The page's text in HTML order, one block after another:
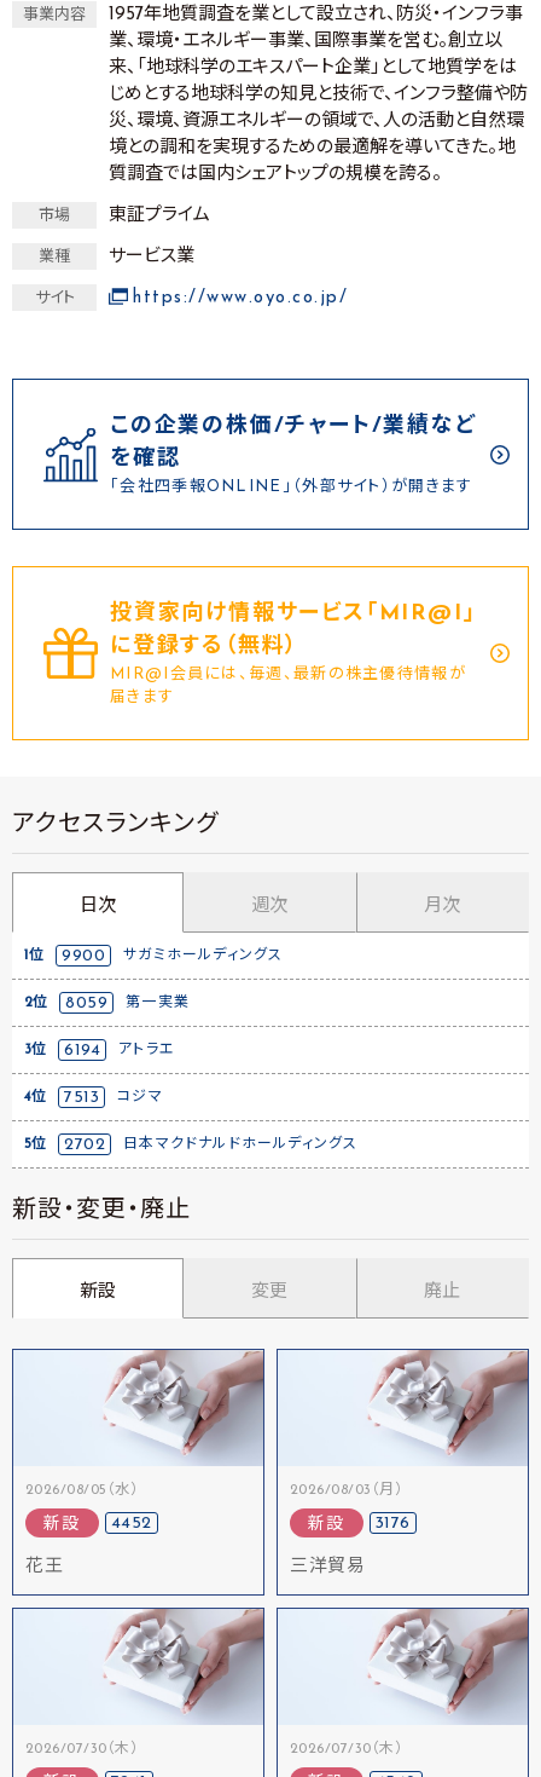
事業内容
1957年地質調査を業として設立され、防災・インフラ事
業、環境・エネルギー事業、国際事業を営む。創立以
来、「地球科学のエキスパート企業」として地質学をは
じめとする地球科学の知見と技術で、インフラ整備や防
災、環境、資源エネルギーの領域で、人の活動と自然環
境との調和を実現するための最適解を導いてきた。地
質調査では国内シェアトップの規模を誇る。
市場 東証プライム
業種 サービス業
サイト https://www.oyo.co.jp/
この企業の株価/チャート/業績など
を確認
「会社四季報ONLINE」（外部サイト）が開きます
投資家向け情報サービス｢MIR@I｣
に登録する（無料）
MIR@I会員には、毎週、最新の株主優待情報が
届きます
アクセスランキング
日次 週次 月次
1位 9900 サガミホールディングス
2位 8059 第一実業
3位 6194 アトラエ
4位 7513 コジマ
5位 2702 日本マクドナルドホールディングス
新設・変更・廃止
新設 変更 廃止
2026/08/05（水）
新設 4452
花王
2026/08/03（月）
新設 3176
三洋貿易
2026/07/30（木） 2026/07/30（木）